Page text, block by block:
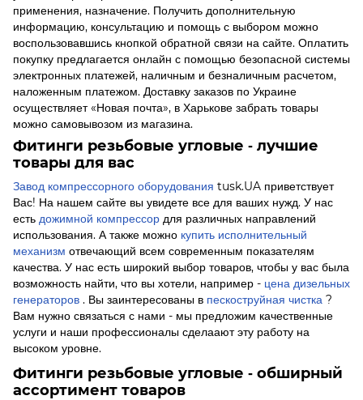
применения, назначение. Получить дополнительную
информацию, консультацию и помощь с выбором можно
воспользовавшись кнопкой обратной связи на сайте. Оплатить
покупку предлагается онлайн с помощью безопасной системы
электронных платежей, наличным и безналичным расчетом,
наложенным платежом. Доставку заказов по Украине
осуществляет «Новая почта», в Харькове забрать товары
можно самовывозом из магазина.
Фитинги резьбовые угловые - лучшие
товары для вас
Завод компрессорного оборудования tusk.UA приветствует
Вас! На нашем сайте вы увидете все для ваших нужд. У нас
есть дожимной компрессор для различных направлений
использования. А также можно купить исполнительный
механизм отвечающий всем современным показателям
качества. У нас есть широкий выбор товаров, чтобы у вас была
возможность найти, что вы хотели, например - цена дизельных
генераторов . Вы заинтересованы в пескоструйная чистка ?
Вам нужно связаться с нами - мы предложим качественные
услуги и наши профессионалы сделаают эту работу на
высоком уровне.
Фитинги резьбовые угловые - обширный
ассортимент товаров